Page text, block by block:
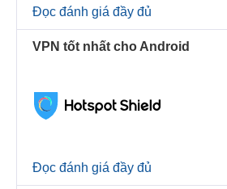
Đọc đánh giá đầy đủ
VPN tốt nhất cho Android
Đọc đánh giá đầy đủ